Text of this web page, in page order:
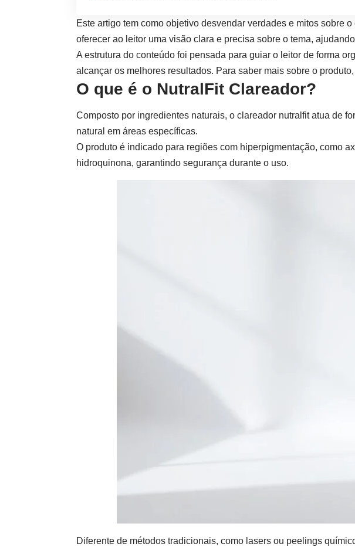
Este artigo tem como objetivo desvendar verdades e mitos sobre
oferecer ao leitor uma visão clara e precisa sobre o tema,
A estrutura do conteúdo foi pensada para guiar o leitor de forma
alcançar os melhores resultados. Para saber mais sobre o
O que é o NutralFit Clareador?
Composto por ingredientes naturais, o clareador nutralfitatua de
natural em áreas específicas.
O produto é indicado para regiões com hiperpigmentação, como
hidroquinona, garantindo segurança durante o uso.
Diferente de métodos tradicionais, como lasers ou peelings